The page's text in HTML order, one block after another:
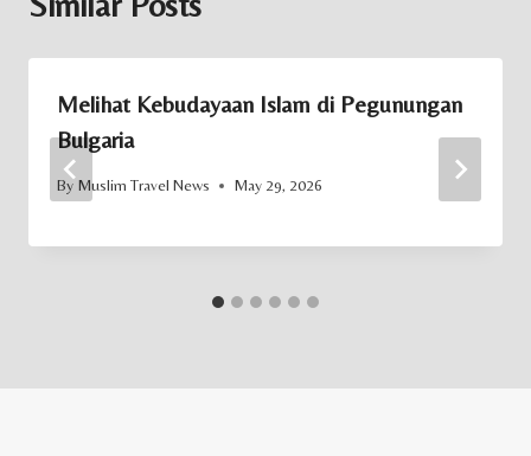
Melihat Kebudayaan Islam di Pegunungan
Bulgaria
By Muslim Travel News May 29, 2026